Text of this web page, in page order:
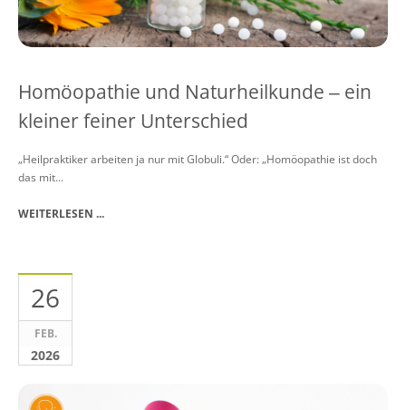
Homöopathie und Naturheilkunde ‒ ein
kleiner feiner Unterschied
„Heilpraktiker arbeiten ja nur mit Globuli.“ Oder: „Homöopathie ist doch
das mit...
WEITERLESEN ...
26
FEB.
2026